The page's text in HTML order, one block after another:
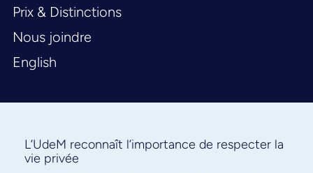
Prix & Distinctions
Nous joindre
English
L’UdeM reconnaît l’importance de respecter la
vie privée